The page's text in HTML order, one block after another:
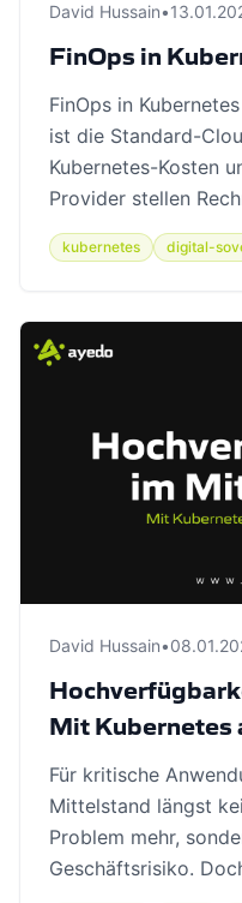
David Hussain•
FinOps in
FinOps in
ist die Standard-
Kubernetes-Kosten
Provider stellen
kubernetes digital-
David Hussain•
Mit Kubernetes
Für kritische
Mittelstand längst
Problem mehr,
Geschäftsrisiko.